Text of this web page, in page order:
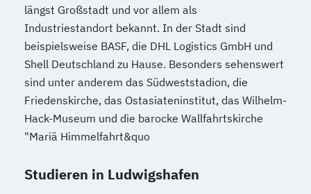
längst Großstadt und vor allem als
Industriestandort bekannt. In der Stadt sind
beispielsweise BASF, die DHL Logistics GmbH und
Shell Deutschland zu Hause. Besonders sehenswert
sind unter anderem das Südweststadion, die
Friedenskirche, das Ostasiateninstitut, das Wilhelm-
Hack-Museum und die barocke Wallfahrtskirche
"Mariä Himmelfahrt&quo
Studieren in Ludwigshafen